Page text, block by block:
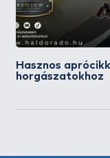
Hasznos
horgászatokhoz